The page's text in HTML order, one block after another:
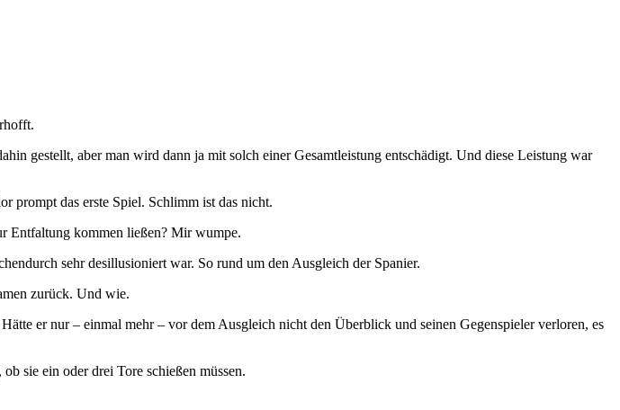
gestellt, aber man wird dann ja mit solch einer Gesamtleistung entschädigt. Und diese Leistung war
prompt das erste Spiel. Schlimm ist das nicht.
Entfaltung kommen ließen? Mir wumpe.
sehr desillusioniert war. So rund um den Ausgleich der Spanier.
zurück. Und wie.
er nur – einmal mehr – vor dem Ausgleich nicht den Überblick und seinen Gegenspieler verloren, es
sie ein oder drei Tore schießen müssen.